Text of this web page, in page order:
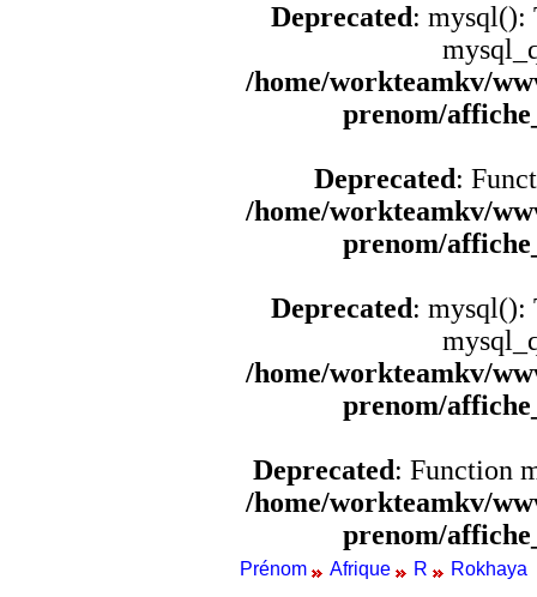
Deprecated: mysql():
/home/workteamkv/
prenom/
Deprecated:
/home/workteamkv/
prenom/
Deprecated: mysql():
/home/workteamkv/
prenom/
Deprecated: Function
/home/workteamkv/
prenom/
Prénom Afrique R Rokhaya